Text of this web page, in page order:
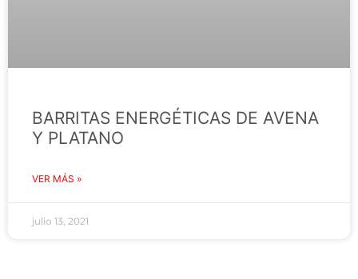
BARRITAS ENERGÉTICAS DE AVENA
Y PLATANO
VER MÁS »
julio 13, 2021